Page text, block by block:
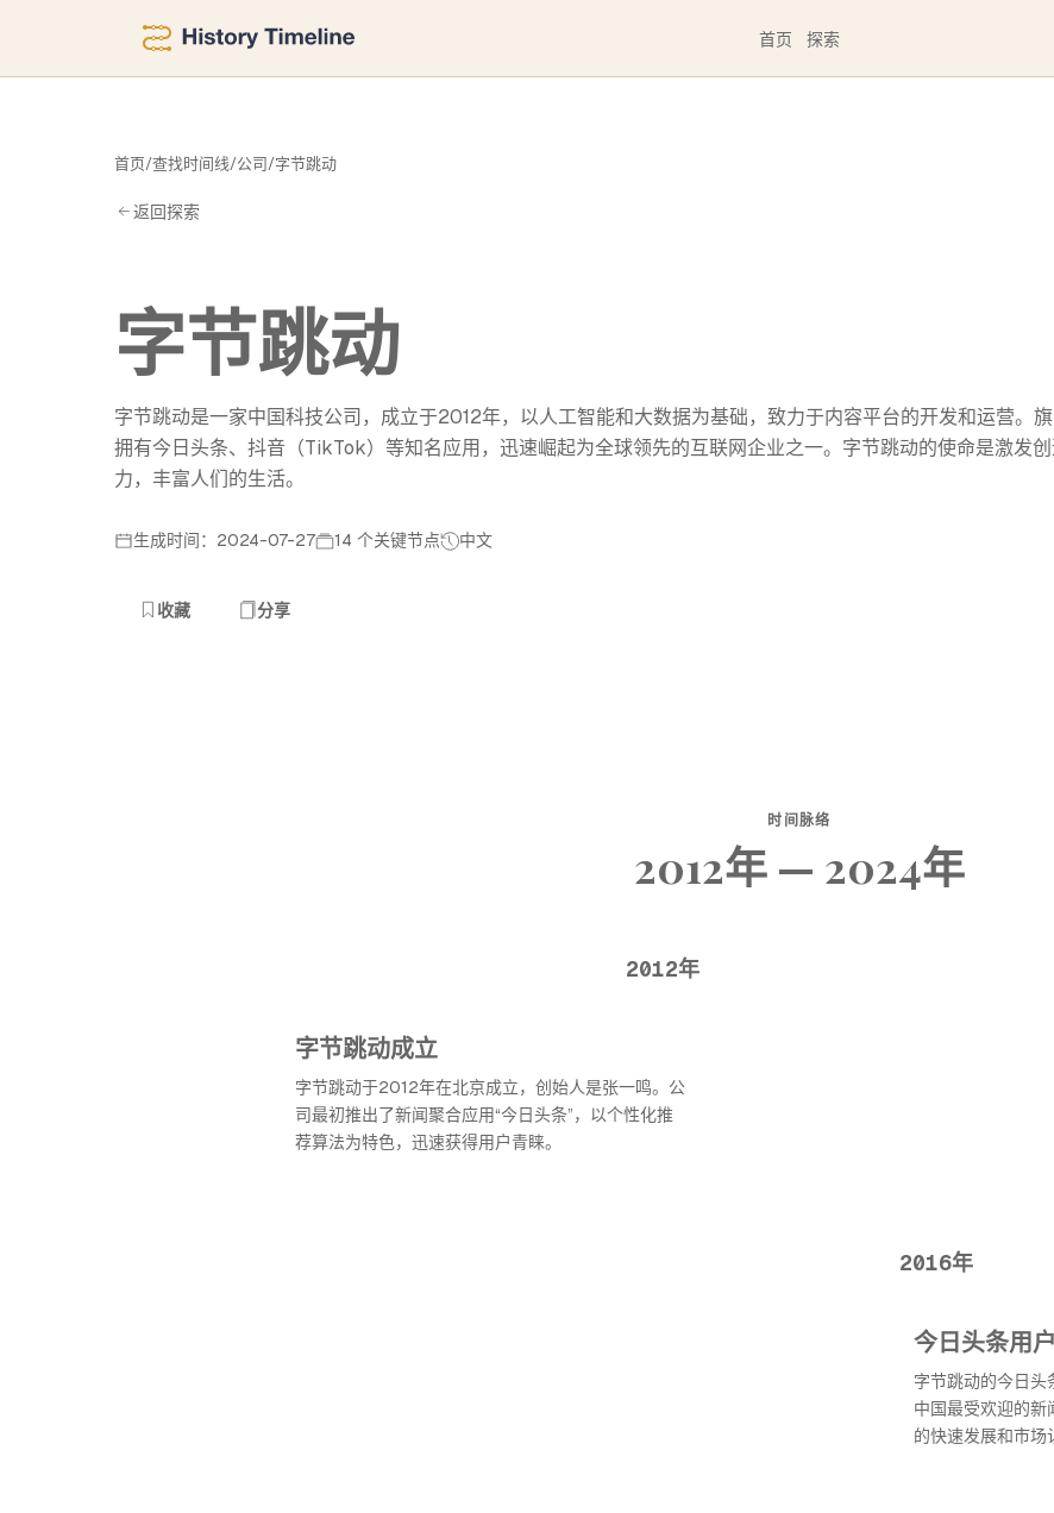
首页 探索
首页/查找时间线/公司/字节跳动
返回探索
字节跳动
字节跳动是一家中国科技公司，成立于2012年，以人工智能和大数据为基础，致力于内容平台的开发和运营。
拥有今日头条、抖音（TikTok）等知名应用，迅速崛起为全球领先的互联网企业之一。字节跳动的使命是激发
力，丰富人们的生活。
生成时间：2024-07-27 14 个关键节点 中文
收藏 分享
时间脉络
2012年 — 2024年
2012年
字节跳动成立
字节跳动于2012年在北京成立，创始人是张一鸣。公
司最初推出了新闻聚合应用“今日头条”，以个性化推
荐算法为特色，迅速获得用户青睐。
2016年
今日头条用
字节跳动的今日
中国最受欢迎的
的快速发展和市场